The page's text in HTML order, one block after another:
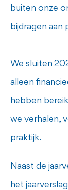
buiten onze
bijdragen aan
We sluiten
alleen
hebben
we verhalen,
praktijk.
Naast de
het